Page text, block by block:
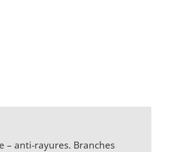
– anti-rayures. Branches